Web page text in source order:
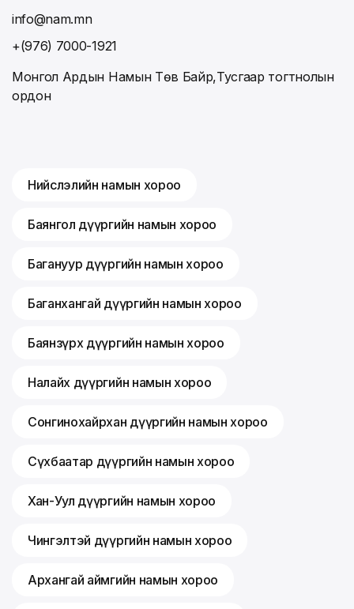
info@nam.mn
+(976) 7000-1921
Монгол Ардын Намын Төв Байр,Тусгаар тогтнолын
ордон
Нийслэлийн намын хороо
Баянгол дүүргийн намын хороо
Багануур дүүргийн намын хороо
Баганхангай дүүргийн намын хороо
Баянзүрх дүүргийн намын хороо
Налайх дүүргийн намын хороо
Сонгинохайрхан дүүргийн намын хороо
Сүхбаатар дүүргийн намын хороо
Хан-Уул дүүргийн намын хороо
Чингэлтэй дүүргийн намын хороо
Архангай аймгийн намын хороо